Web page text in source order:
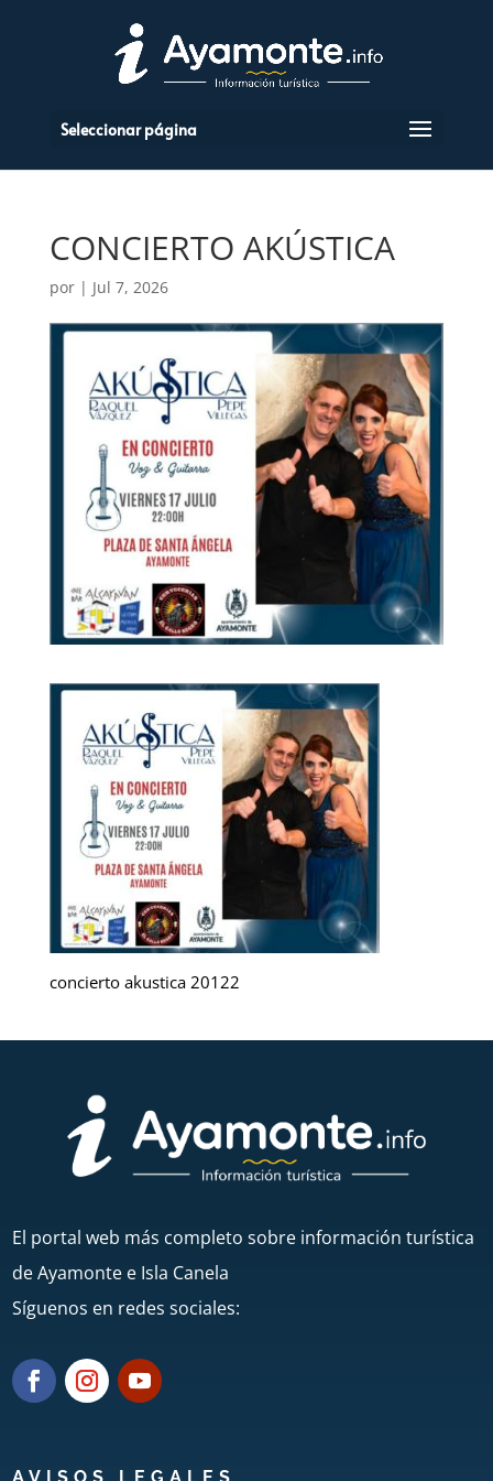
Seleccionar página
CONCIERTO AKÚSTICA
por | Jul 7, 2026
concierto akustica 20122
El portal web más completo sobre información turística
de Ayamonte e Isla Canela
Síguenos en redes sociales:
AVISOS LEGALES